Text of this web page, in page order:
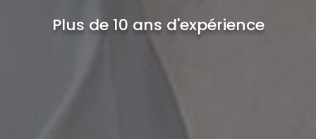
Plus de 10 ans d'expérience